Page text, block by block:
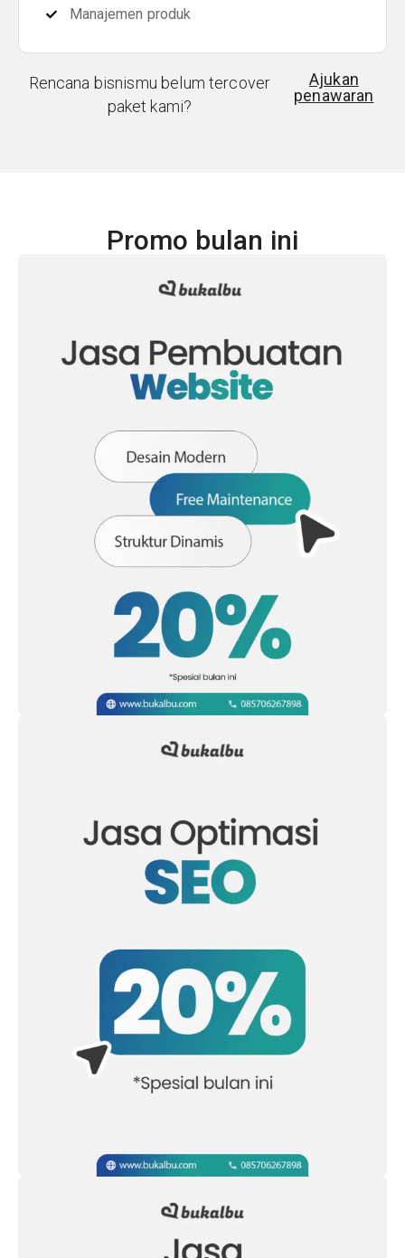
Manajemen produk
Rencana bisnismu belum tercover
paket kami?
Ajukan
penawaran
Promo bulan ini